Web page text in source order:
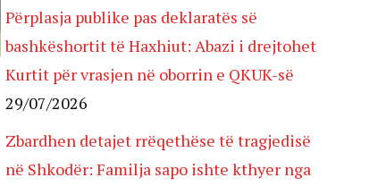
Përplasja publike pas deklaratës së
bashkëshortit të Haxhiut: Abazi i drejtohet
Kurtit për vrasjen në oborrin e QKUK-së
29/07/2026
Zbardhen detajet rrëqethëse të tragjedisë
në Shkodër: Familja sapo ishte kthyer nga